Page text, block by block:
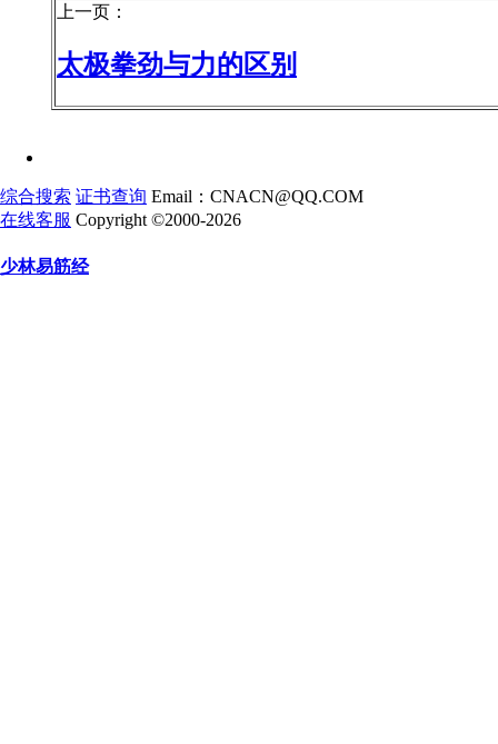
上一页：
太极拳劲与力的区别
综合搜索 证书查询 Email：CNACN@QQ.COM
在线客服 Copyright ©2000-2026
少林易筋经